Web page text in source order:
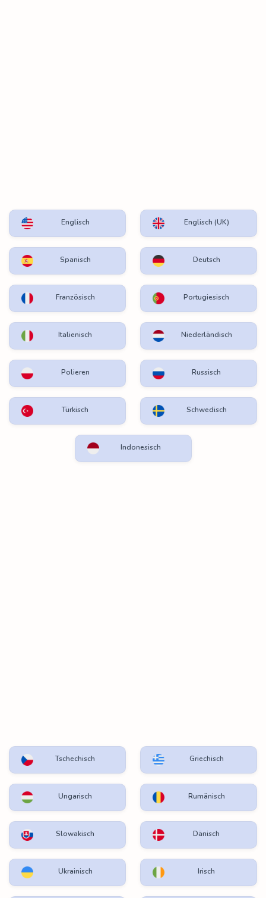
Englisch Englisch (UK)
Spanisch Deutsch
Französisch Portugiesisch
Italienisch Niederländisch
Polieren Russisch
Türkisch Schwedisch
Indonesisch
Tschechisch Griechisch
Ungarisch Rumänisch
Slowakisch Dänisch
Ukrainisch Irisch